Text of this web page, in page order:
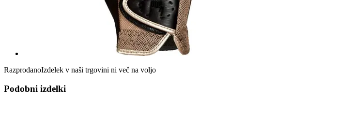
RazprodanoIzdelek v naši trgovini ni več na voljo
Podobni izdelki